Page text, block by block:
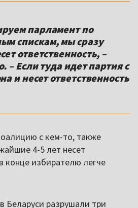
парламент по
спискам, мы сразу
ответственность, –
– Если туда идет партия с
и несет ответственность
с кем-то, также
4-5 лет несет
конце избирателю легче
Беларуси разрушали три